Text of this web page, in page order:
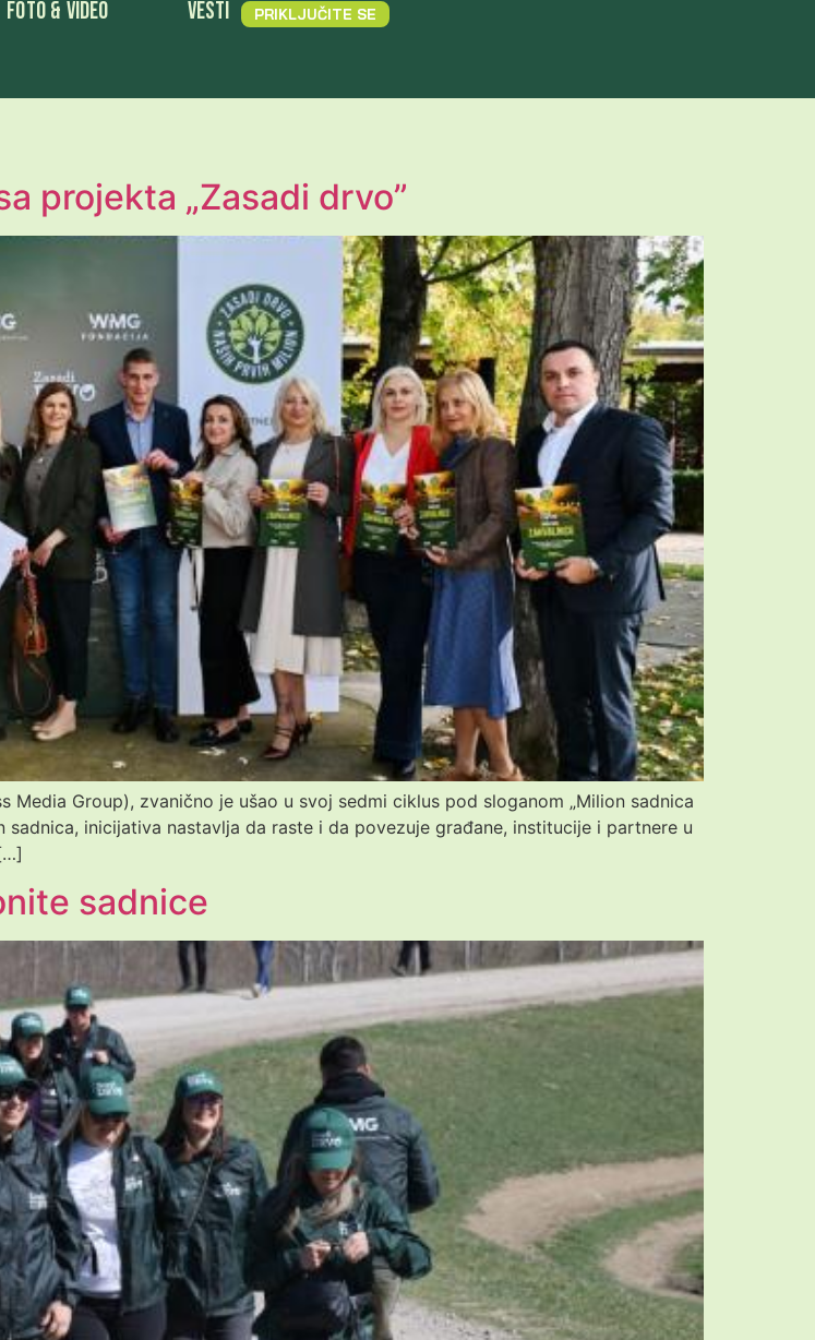
Foto & Video Vesti PRIKLJUČITE SE
projekta „Zasadi drvo”
Media Group), zvanično je ušao u svoj sedmi ciklus pod sloganom „Milion sadnica
inicijativa nastavlja da raste i da povezuje građane, institucije i partnere u
sadnice